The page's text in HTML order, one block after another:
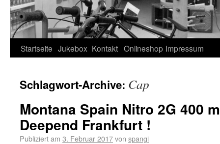
Startseite Jukebox Kontakt Onlineshop Impressum
Schlagwort-Archive: Cap
Montana Spain Nitro 2G 400
Deepend Frankfurt !
Publiziert am 3. Februar 2017von spangi